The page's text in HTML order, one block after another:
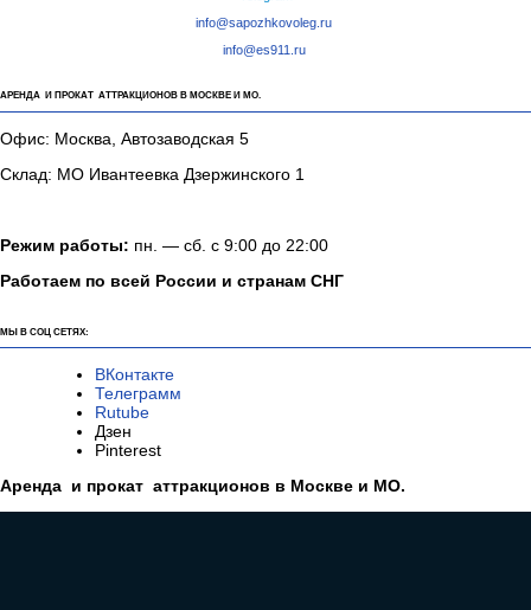
info@sapozhkovoleg.ru
info@es911.ru
АРЕНДА И ПРОКАТ АТТРАКЦИОНОВ В МОСКВЕ И МО.
Офис: Москва, Автозаводская 5
Склад: МО Ивантеевка Дзержинского 1
Режим работы: пн. — сб. с 9:00 до 22:00
Работаем по всей России и странам СНГ
МЫ В СОЦ СЕТЯХ:
ВКонтакте
Телеграмм
Rutube
Дзен
Pinterest
Аренда и прокат аттракционов в Москве и МО.